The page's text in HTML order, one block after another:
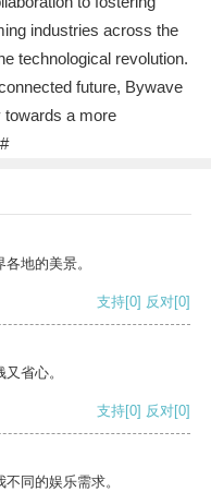
industries across the
technological revolution.
future, Bywave
towards a more
地的美景。
支持[0] 反对[0]
省心。
支持[0] 反对[0]
同的娱乐需求。